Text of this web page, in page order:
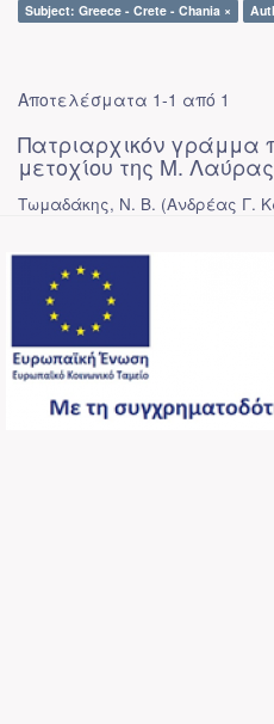
Subject: Greece - Crete - Chania ×
Αποτελέσματα 1-1 από 1
Πατριαρχικόν γράμμα
μετοχίου της Μ.
Τωμαδάκης, Ν. Β. (Ανδρέας Γ.